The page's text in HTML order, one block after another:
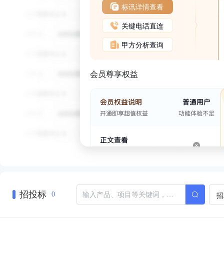
标讯详情查看
关键电话直连
甲方分析查询
会员尊享权益
招投标 0